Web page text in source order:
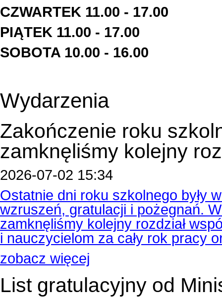
CZWARTEK 11.00 - 17.00
PIĄTEK 11.00 - 17.00
SOBOTA 10.00 - 16.00
Wydarzenia
Zakończenie roku
zamknęliśmy kolejny
2026-07-02 15:34
Ostatnie dni roku szkolnego były
wzruszeń, gratulacji i pożegnań.
zamknęliśmy kolejny rozdział
i nauczycielom za cały rok pracy
zobacz więcej
List gratulacyjny od